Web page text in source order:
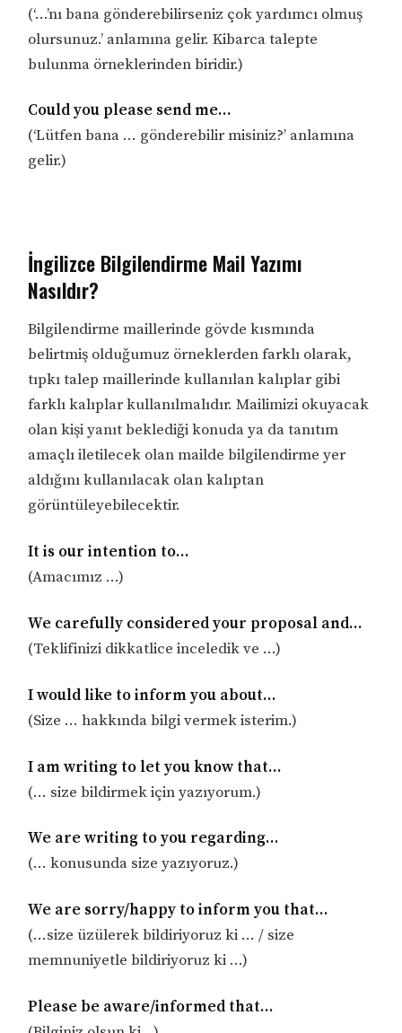
(‘…’nı bana gönderebilirseniz çok yardımcı olmuş
olursunuz.’ anlamına gelir. Kibarca talepte
bulunma örneklerinden biridir.)
Could you please send me…
(‘Lütfen bana … gönderebilir misiniz?’ anlamına
gelir.)
İngilizce Bilgilendirme Mail Yazımı
Nasıldır?
Bilgilendirme maillerinde gövde kısmında
belirtmiş olduğumuz örneklerden farklı olarak,
tıpkı talep maillerinde kullanılan kalıplar gibi
farklı kalıplar kullanılmalıdır. Mailimizi okuyacak
olan kişi yanıt beklediği konuda ya da tanıtım
amaçlı iletilecek olan mailde bilgilendirme yer
aldığını kullanılacak olan kalıptan
görüntüleyebilecektir.
It is our intention to…
(Amacımız …)
We carefully considered your proposal and…
(Teklifinizi dikkatlice inceledik ve …)
I would like to inform you about…
(Size … hakkında bilgi vermek isterim.)
I am writing to let you know that…
(… size bildirmek için yazıyorum.)
We are writing to you regarding…
(… konusunda size yazıyoruz.)
We are sorry/happy to inform you that…
(…size üzülerek bildiriyoruz ki … / size
memnuniyetle bildiriyoruz ki …)
Please be aware/informed that…